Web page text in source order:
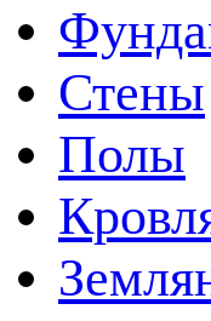
Стены
Полы